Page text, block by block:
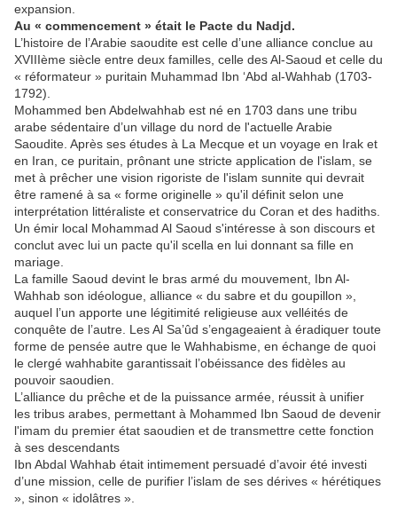
expansion.
Au « commencement » était le Pacte du Nadjd.
L’histoire de l’Arabie saoudite est celle d’une alliance conclue au
XVIIIème siècle entre deux familles, celle des Al-Saoud et celle du
« réformateur » puritain Muhammad Ibn ‘Abd al-Wahhab (1703-
1792).
Mohammed ben Abdelwahhab est né en 1703 dans une tribu
arabe sédentaire d’un village du nord de l'actuelle Arabie
Saoudite. Après ses études à La Mecque et un voyage en Irak et
en Iran, ce puritain, prônant une stricte application de l'islam, se
met à prêcher une vision rigoriste de l'islam sunnite qui devrait
être ramené à sa « forme originelle » qu'il définit selon une
interprétation littéraliste et conservatrice du Coran et des hadiths.
Un émir local Mohammad Al Saoud s'intéresse à son discours et
conclut avec lui un pacte qu'il scella en lui donnant sa fille en
mariage.
La famille Saoud devint le bras armé du mouvement, Ibn Al-
Wahhab son idéologue, alliance « du sabre et du goupillon »,
auquel l’un apporte une légitimité religieuse aux velléités de
conquête de l’autre. Les Al Sa’ûd s’engageaient à éradiquer toute
forme de pensée autre que le Wahhabisme, en échange de quoi
le clergé wahhabite garantissait l’obéissance des fidèles au
pouvoir saoudien.
L’alliance du prêche et de la puissance armée, réussit à unifier
les tribus arabes, permettant à Mohammed Ibn Saoud de devenir
l'imam du premier état saoudien et de transmettre cette fonction
à ses descendants
Ibn Abdal Wahhab était intimement persuadé d’avoir été investi
d’une mission, celle de purifier l’islam de ses dérives « hérétiques
», sinon « idolâtres ».